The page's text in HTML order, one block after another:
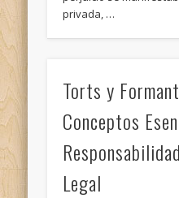
privada, …
Torts y
Conceptos
Legal